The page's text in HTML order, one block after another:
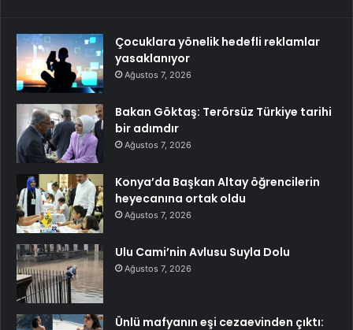
Çocuklara yönelik hedefli reklamlar
yasaklanıyor
Ağustos 7, 2026
Bakan Göktaş: Terörsüz Türkiye tarihi
bir adımdır
Ağustos 7, 2026
Konya’da Başkan Altay öğrencilerin
heyecanına ortak oldu
Ağustos 7, 2026
Ulu Cami’nin Avlusu Suyla Dolu
Ağustos 7, 2026
Ünlü mafyanın eşi cezaevinden çıktı: